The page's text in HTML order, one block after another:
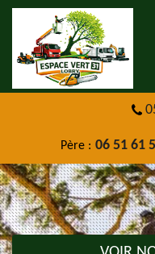
Père : 06 51 61